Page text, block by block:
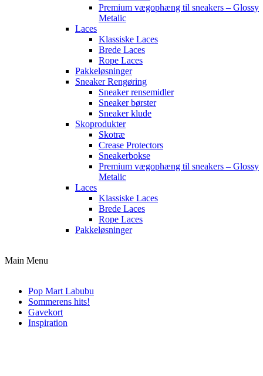
Premium vægophæng til sneakers – Glossy
Metalic
Laces
Klassiske Laces
Brede Laces
Rope Laces
Pakkeløsninger
Sneaker Rengøring
Sneaker rensemidler
Sneaker børster
Sneaker klude
Skoprodukter
Skotræ
Crease Protectors
Sneakerbokse
Premium vægophæng til sneakers – Glossy
Metalic
Laces
Klassiske Laces
Brede Laces
Rope Laces
Pakkeløsninger
Main Menu
Pop Mart Labubu
Sommerens hits!
Gavekort
Inspiration